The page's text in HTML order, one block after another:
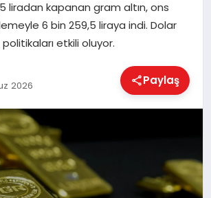
liradan kapanan gram altın, ons
6 bin 259,5 liraya indi. Dolar
etkili oluyor.
2026 Paylaş